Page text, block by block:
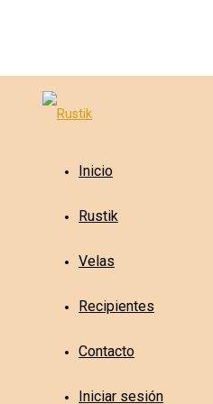
Inicio
Rustik
Velas
Recipientes
Contacto
Iniciar sesión